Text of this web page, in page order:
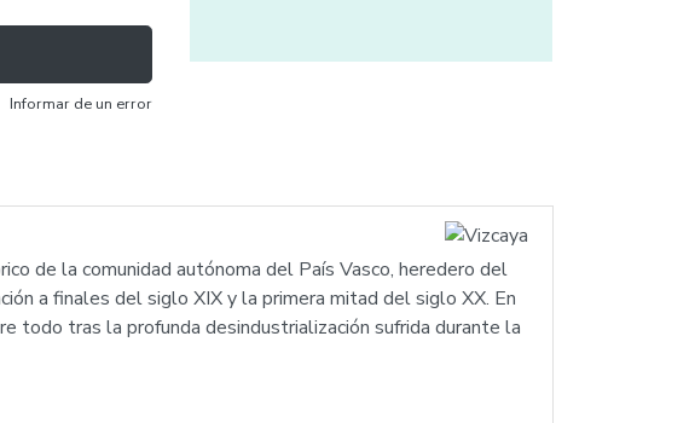
Informar de un error
de la comunidad autónoma del País Vasco, heredero del
a finales del siglo XIX y la primera mitad del siglo XX. En
todo tras la profunda desindustrialización sufrida durante la